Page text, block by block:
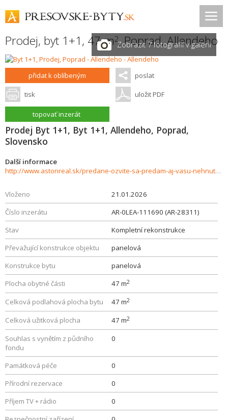
Prodej, byt 1+1, 47 m2,Poprad,Allendeho
Zobrazit 7 fotografií v galerii
přidat k oblíbeným poslat
tisk uložit PDF
topovať inzerát
Prodej Byt 1+1, Byt 1+1, Allendeho, Poprad,
Slovensko
Další informace
http://www.astonreal.sk/predane-ozvite-sa-predam-aj-vasu-nehnutelnost-764585
Vloženo
21.01.2026
Číslo inzerátu
AR-0LEA-111690 (AR-28311)
Stav
Kompletní rekonstrukce
Převažující konstrukce objektu
panelová
Konstrukce bytu
panelová
Plocha obytné části
47 m2
Celková podlahová plocha bytu 47 m2
Celková užitková plocha 47 m2
Souhlas s vynětím z půdního
fondu
0
Památková péče
0
Přírodní rezervace
0
Příjem TV + rádio
0